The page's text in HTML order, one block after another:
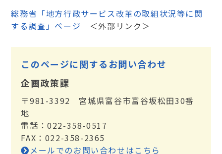
総務省「地方行政サービス改革の取組状況等に関
する調査」ページ ＜外部リンク＞
このページに関するお問い合わせ
企画政策課
〒981-3392 宮城県富谷市富谷坂松田30番
地
電話：022-358-0517
FAX：022-358-2365
メールでのお問い合わせはこちら